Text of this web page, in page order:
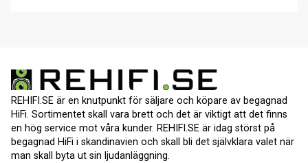
REHIFI.SE är en knutpunkt för säljare och köpare av begagnad
HiFi. Sortimentet skall vara brett och det är viktigt att det finns
en hög service mot våra kunder. REHIFI.SE är idag störst på
begagnad HiFi i skandinavien och skall bli det självklara valet när
man skall byta ut sin ljudanläggning.